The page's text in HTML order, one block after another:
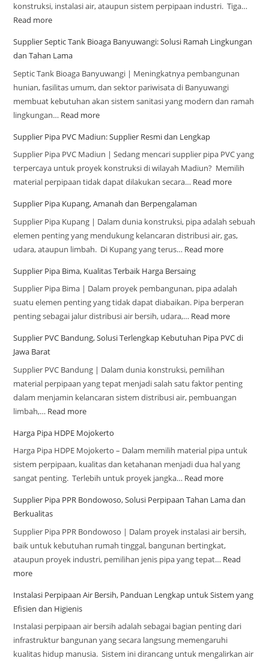
konstruksi, instalasi air, ataupun sistem perpipaan industri. Tiga…
Read more
Supplier Septic Tank Bioaga Banyuwangi: Solusi Ramah Lingkungan
dan Tahan Lama
Septic Tank Bioaga Banyuwangi | Meningkatnya pembangunan
hunian, fasilitas umum, dan sektor pariwisata di Banyuwangi
membuat kebutuhan akan sistem sanitasi yang modern dan ramah
lingkungan… Read more
Supplier Pipa PVC Madiun: Supplier Resmi dan Lengkap
Supplier Pipa PVC Madiun | Sedang mencari supplier pipa PVC yang
terpercaya untuk proyek konstruksi di wilayah Madiun? Memilih
material perpipaan tidak dapat dilakukan secara… Read more
Supplier Pipa Kupang, Amanah dan Berpengalaman
Supplier Pipa Kupang | Dalam dunia konstruksi, pipa adalah sebuah
elemen penting yang mendukung kelancaran distribusi air, gas,
udara, ataupun limbah. Di Kupang yang terus… Read more
Supplier Pipa Bima, Kualitas Terbaik Harga Bersaing
Supplier Pipa Bima | Dalam proyek pembangunan, pipa adalah
suatu elemen penting yang tidak dapat diabaikan. Pipa berperan
penting sebagai jalur distribusi air bersih, udara,… Read more
Supplier PVC Bandung, Solusi Terlengkap Kebutuhan Pipa PVC di
Jawa Barat
Supplier PVC Bandung | Dalam dunia konstruksi, pemilihan
material perpipaan yang tepat menjadi salah satu faktor penting
dalam menjamin kelancaran sistem distribusi air, pembuangan
limbah,… Read more
Harga Pipa HDPE Mojokerto
Harga Pipa HDPE Mojokerto – Dalam memilih material pipa untuk
sistem perpipaan, kualitas dan ketahanan menjadi dua hal yang
sangat penting. Terlebih untuk proyek jangka… Read more
Supplier Pipa PPR Bondowoso, Solusi Perpipaan Tahan Lama dan
Berkualitas
Supplier Pipa PPR Bondowoso | Dalam proyek instalasi air bersih,
baik untuk kebutuhan rumah tinggal, bangunan bertingkat,
ataupun proyek industri, pemilihan jenis pipa yang tepat… Read
more
Instalasi Perpipaan Air Bersih, Panduan Lengkap untuk Sistem yang
Efisien dan Higienis
Instalasi perpipaan air bersih adalah sebagai bagian penting dari
infrastruktur bangunan yang secara langsung memengaruhi
kualitas hidup manusia. Sistem ini dirancang untuk mengalirkan air